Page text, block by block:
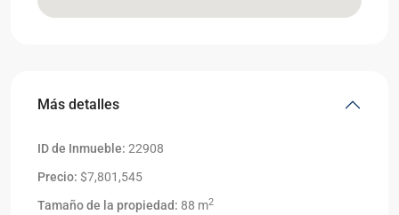
Más detalles
ID de Inmueble: 22908
Precio: $7,801,545
Tamaño de la propiedad: 88 m2